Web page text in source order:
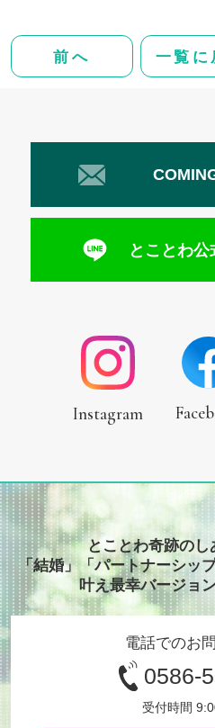
前へ 一覧に
とことわ
Instagram
とことわ奇跡のし
「結婚」「パートナーシッ
叶え最幸バージョ
電話でのお
0586-
受付時間